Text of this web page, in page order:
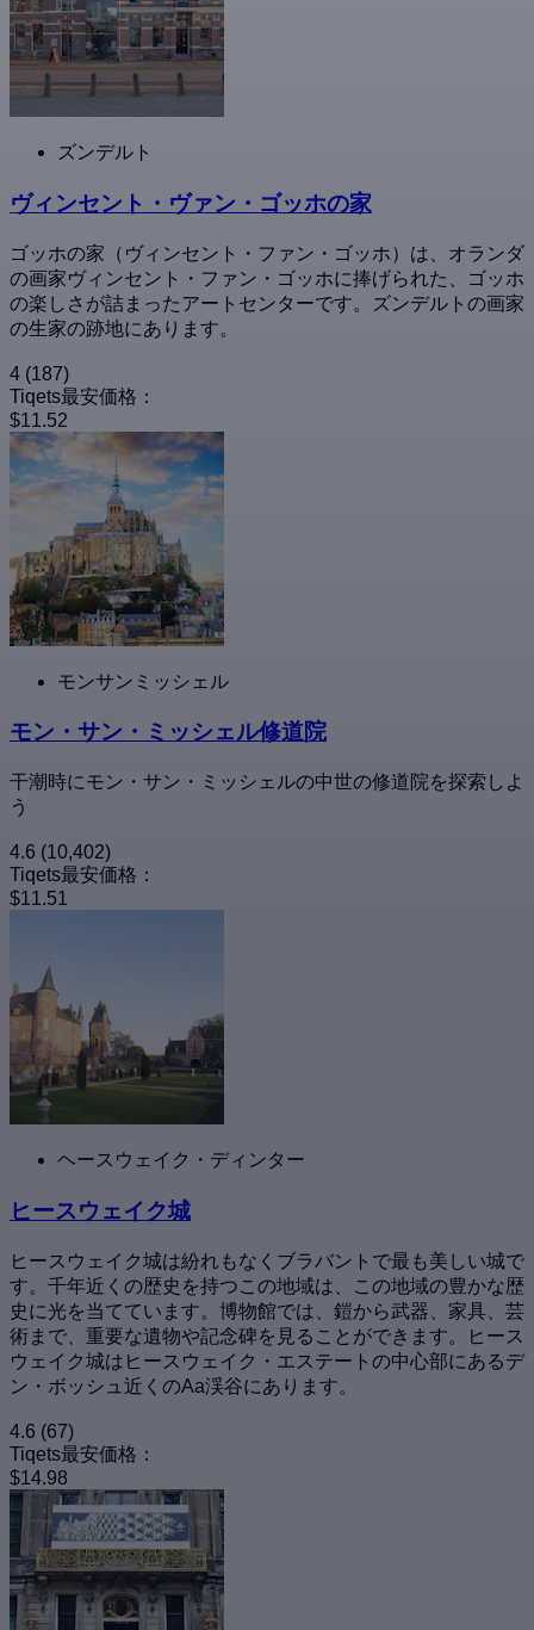
ズンデルト
ヴィンセント・ヴァン・ゴッホの家
ゴッホの家（ヴィンセント・ファン・ゴッホ）は、オランダ
の画家ヴィンセント・ファン・ゴッホに捧げられた、ゴッホ
の楽しさが詰まったアートセンターです。ズンデルトの画家
の生家の跡地にあります。
4 (187)
Tiqets最安価格：
$11.52
モンサンミッシェル
モン・サン・ミッシェル修道院
干潮時にモン・サン・ミッシェルの中世の修道院を探索しよ
う
4.6 (10,402)
Tiqets最安価格：
$11.51
ヘースウェイク・ディンター
ヒースウェイク城
ヒースウェイク城は紛れもなくブラバントで最も美しい城で
す。千年近くの歴史を持つこの地域は、この地域の豊かな歴
史に光を当てています。博物館では、鎧から武器、家具、芸
術まで、重要な遺物や記念碑を見ることができます。ヒース
ウェイク城はヒースウェイク・エステートの中心部にあるデ
ン・ボッシュ近くのAa渓谷にあります。
4.6 (67)
Tiqets最安価格：
$14.98